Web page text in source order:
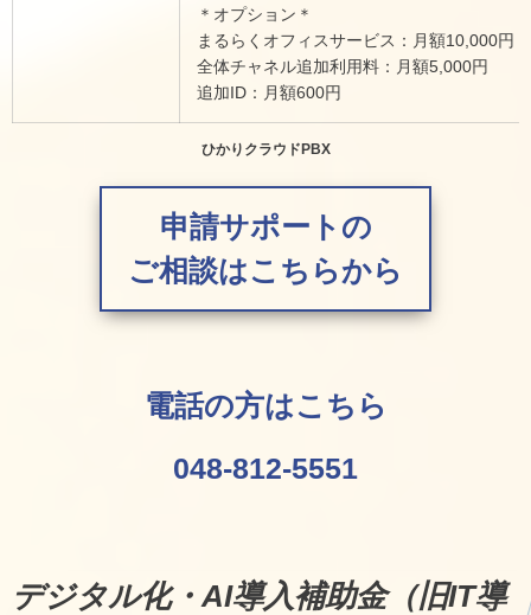
＊オプション＊
まるらくオフィスサービス：月額10,000円
全体チャネル追加利用料：月額5,000円
追加ID：月額600円
ひかりクラウドPBX
申請サポートの
ご相談はこちらから
電話の方はこちら
048-812-5551
デジタル化・AI導入補助金（旧IT導